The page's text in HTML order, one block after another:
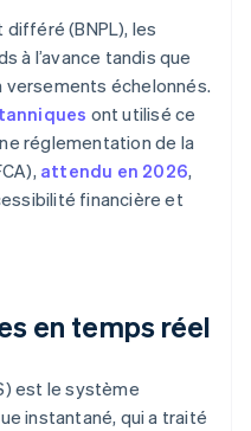
(BNPL), les
à l’avance tandis que
échelonnés.
ont utilisé ce
réglementation de la
attendu en 2026,
financière et
en temps réel
est le système
instantané, qui a traité